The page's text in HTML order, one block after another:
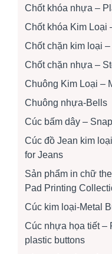
Chốt khóa nhựa –
Chốt khóa Kim Loại
Chốt chặn kim loại
Chốt chặn nhựa –
Chuông Kim Loại –
Chuông nhựa-Bells
Cúc bấm dây –
Cúc đồ Jean kim
for Jeans
Sản phẩm in chữ
Pad Printing
Cúc kim loại-Metal
Cúc nhựa họa tiết –
plastic buttons